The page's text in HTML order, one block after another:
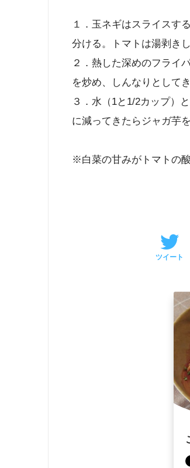
１．玉ネギはスライスす
分ける。トマトは湯剥き
２．熱した深めのフライ
を炒め、しんなりとして
３．水（1と1/2カップ）
に減ってきたらジャガ芋
※白菜の甘みがトマトの
ツイート